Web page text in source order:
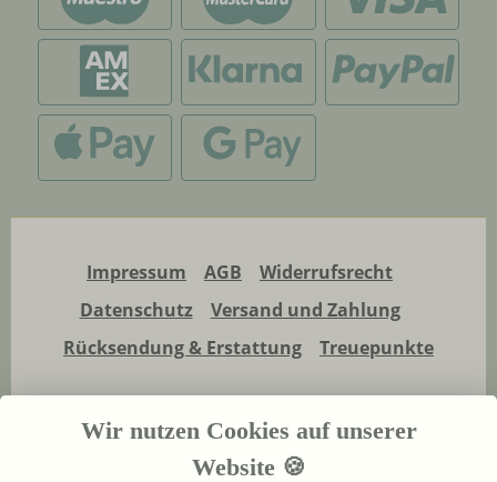
Impressum AGB
Widerrufsrecht
Datenschutz
Versand und Zahlung
Rücksendung & Erstattung
Treuepunkte
Alle Preise inkl. gesetzl. Mehrwertsteuer zzgl.
Versandkosten und ggf.
Wir nutzen Cookies auf unserer
Website 🍪